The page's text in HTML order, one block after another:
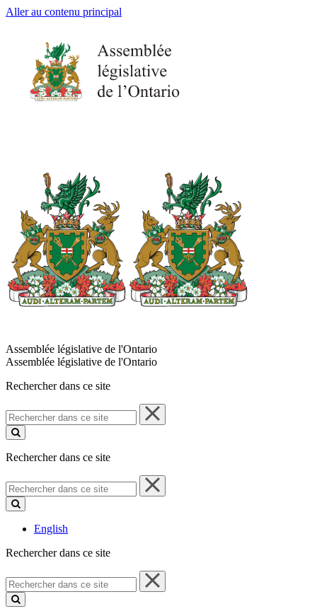
Aller au contenu principal
Assemblée législative de l'Ontario
Assemblée législative de l'Ontario
Rechercher dans ce site
Rechercher
dans
ce
Rechercher dans ce site
Rechercher
dans
ce
English
Rechercher dans ce site
Rechercher
dans
ce